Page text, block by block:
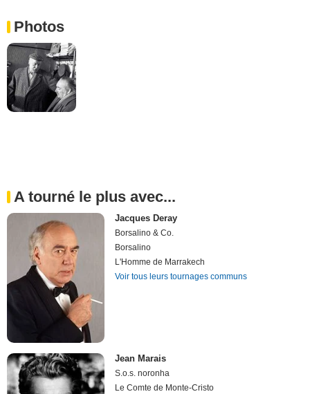
Photos
A tourné le plus avec...
Jacques Deray
Borsalino & Co.
Borsalino
L'Homme de Marrakech
Voir tous leurs tournages communs
Jean Marais
S.o.s. noronha
Le Comte de Monte-Cristo